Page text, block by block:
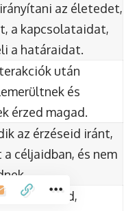
az életedet,
a kapcsolataidat,
a határaidat.
után
és
érzed magad.
az érzéseid iránt,
céljaidban, és nem
feléd,